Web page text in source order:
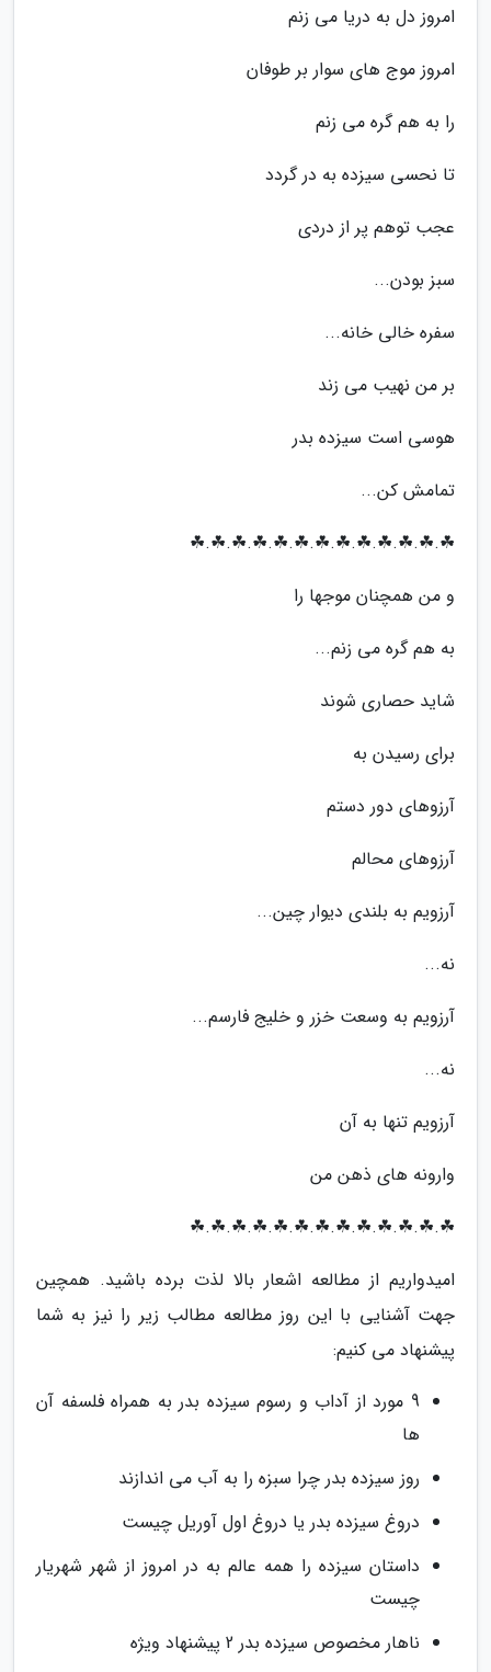
امروز دل به دریا می زنم
امروز موج های سوار بر طوفان
را به هم گره می زنم
تا نحسی سیزده به در گردد
عجب توهم پر از دردی
سبز بودن...
سفره خالی خانه...
بر من نهیب می زند
هوسی است سیزده بدر
تمامش کن...
☘.☘.☘.☘.☘.☘.☘.☘.☘.☘.☘.☘.☘
و من همچنان موجها را
به هم گره می زنم...
شاید حصاری شوند
برای رسیدن به
آرزوهای دور دستم
آرزوهای محالم
آرزویم به بلندی دیوار چین...
نه...
آرزویم به وسعت خزر و خلیج فارسم...
نه...
آرزویم تنها به آن
وارونه های ذهن من
☘.☘.☘.☘.☘.☘.☘.☘.☘.☘.☘.☘.☘
امیدواریم از مطالعه اشعار بالا لذت برده باشید. همچین
جهت آشنایی با این روز مطالعه مطالب زیر را نیز به شما
پیشنهاد می کنیم:
9 مورد از آداب و رسوم سیزده بدر به همراه فلسفه آن
ها
روز سیزده بدر چرا سبزه را به آب می اندازند
دروغ سیزده بدر یا دروغ اول آوریل چیست
داستان سیزده را همه عالم به در امروز از شهر شهریار
چیست
ناهار مخصوص سیزده بدر 2 پیشنهاد ویژه